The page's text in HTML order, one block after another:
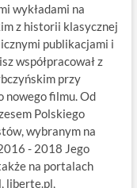
wykładami na
z historii klasycznej
publikacjami i
współpracował z
przy
nowego filmu. Od
Polskiego
wybranym na
- 2018 Jego
na portalach
liberte.pl,